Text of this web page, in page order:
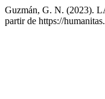
Guzmán, G. N. (2023).
partir de https://